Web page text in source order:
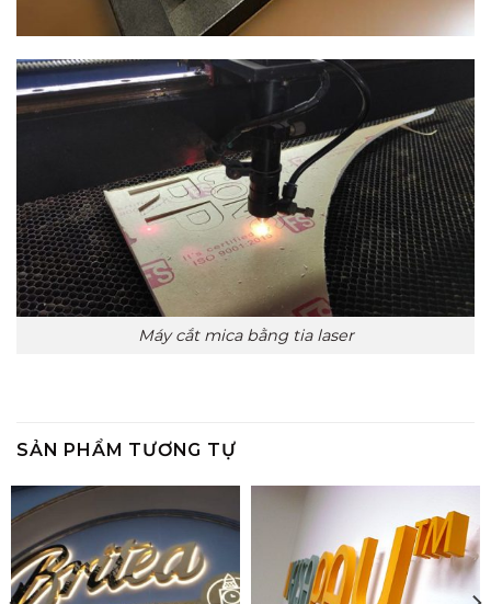
Máy cắt mica bằng tia laser
SẢN PHẨM TƯƠNG TỰ